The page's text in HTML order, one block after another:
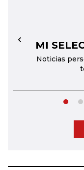
MI
Noticias
←